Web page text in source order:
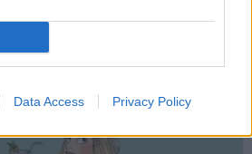
Data Access Privacy Policy